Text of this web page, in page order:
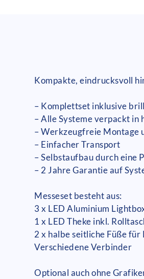
Kompakte, eindrucksvoll
– Komplettset inklusive
– Alle Systeme verpackt
– Werkzeugfreie Montage
– Einfacher Transport
– Selbstaufbau durch eine
– 2 Jahre Garantie auf
Messeset besteht aus:
3 x LED Aluminium
1 x LED Theke inkl.
2 x halbe seitliche Füße für
Verschiedene Verbinder
Optional auch ohne